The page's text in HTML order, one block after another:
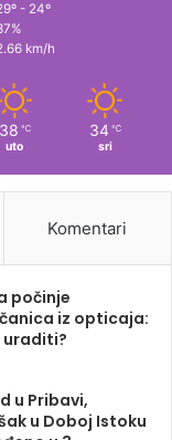
- 24º
km/h
38 ℃
uto
34 ℃
sri
Komentari
počinje
iz opticaja:
u Pribavi,
u Doboj Istoku